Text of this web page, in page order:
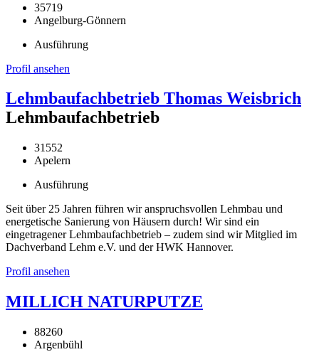
35719
Angelburg-Gönnern
Ausführung
Profil ansehen
Lehmbaufachbetrieb Thomas Weisbrich
Lehmbaufachbetrieb
31552
Apelern
Ausführung
Seit über 25 Jahren führen wir anspruchsvollen Lehmbau und
energetische Sanierung von Häusern durch! Wir sind ein
eingetragener Lehmbaufachbetrieb – zudem sind wir Mitglied im
Dachverband Lehm e.V. und der HWK Hannover.
Profil ansehen
MILLICH NATURPUTZE
88260
Argenbühl